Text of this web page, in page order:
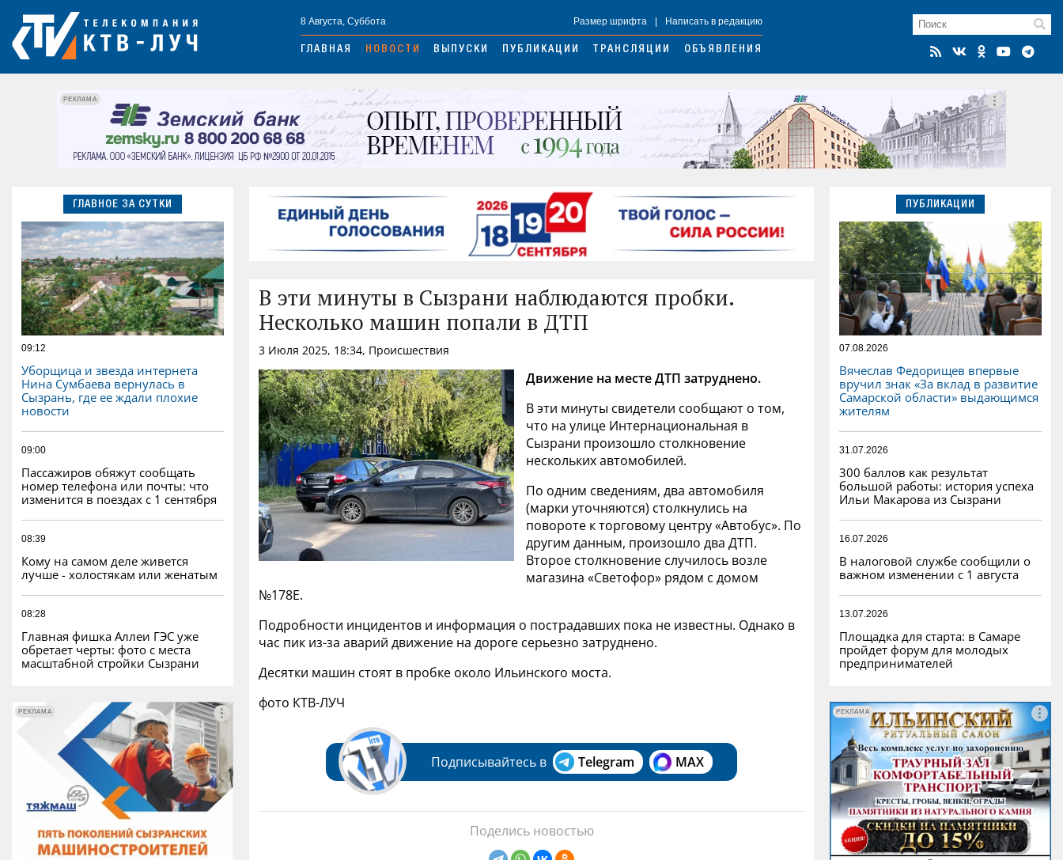
8 Августа, Суббота Размер шрифта Написать в редакцию
ГЛАВНАЯ НОВОСТИ ВЫПУСКИ ПУБЛИКАЦИИ ТРАНСЛЯЦИИ ОБЪЯВЛЕНИЯ
РЕКЛАМА
ГЛАВНОЕ ЗА СУТКИ
09:12
Уборщица и звезда интернета
Нина Сумбаева вернулась в
Сызрань, где ее ждали плохие
новости
09:00
Пассажиров обяжут сообщать
номер телефона или почты: что
изменится в поездах с 1 сентября
08:39
Кому на самом деле живется
лучше - холостякам или женатым
08:28
Главная фишка Аллеи ГЭС уже
обретает черты: фото с места
масштабной стройки Сызрани
РЕКЛАМА РЕКЛАМА
В эти минуты в Сызрани наблюдаются пробки.
Несколько машин попали в ДТП
3 Июля 2025, 18:34, Происшествия
Движение на месте ДТП затруднено.
В эти минуты свидетели сообщают о том,
что на улице Интернациональная в
Сызрани произошло столкновение
нескольких автомобилей.
По одним сведениям, два автомобиля
(марки уточняются) столкнулись на
повороте к торговому центру «Автобус». По
другим данным, произошло два ДТП.
Второе столкновение случилось возле
магазина «Светофор» рядом с домом
№178Е.
Подробности инцидентов и информация о пострадавших пока не известны. Однако в
час пик из-за аварий движение на дороге серьезно затруднено.
Десятки машин стоят в пробке около Ильинского моста.
фото КТВ-ЛУЧ
Подписывайтесь в Telegram MAX
Поделись новостью
ПУБЛИКАЦИИ
07.08.2026
Вячеслав Федорищев впервые
вручил знак «За вклад в развитие
Самарской области» выдающимся
жителям
31.07.2026
300 баллов как результат
большой работы: история успеха
Ильи Макарова из Сызрани
16.07.2026
В налоговой службе сообщили о
важном изменении с 1 августа
13.07.2026
Площадка для старта: в Самаре
пройдет форум для молодых
предпринимателей
РЕКЛАМА